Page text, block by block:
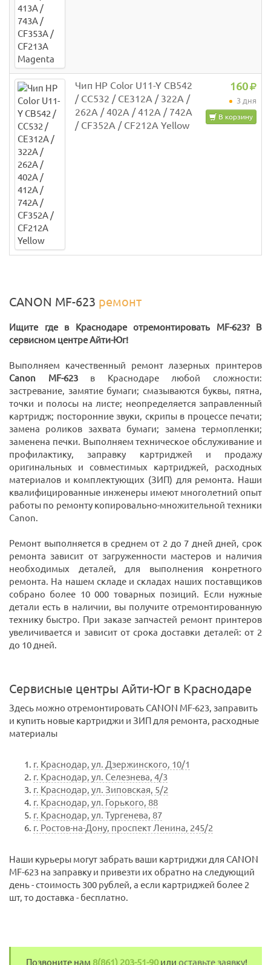
Чип HP Color U11-Y CB542
/ CC532 / CE312A / 322A /
262A / 402A / 412A / 742A
/ CF352A / CF212A Yellow
160
3 дня
В корзину
CANON MF-623 ремонт
Ищите где в Краснодаре отремонтировать MF-623? В
сервисном центре Айти-Юг!
Выполняем качественный ремонт лазерных принтеров
Canon MF-623в Краснодаре любой сложности:
застревание, замятие бумаги; смазываются буквы, пятна,
точки и полосы на листе; неопределяется заправленный
картридж; посторонние звуки, скрипы в процессе печати;
замена роликов захвата бумаги; замена термопленки;
заменена печки. Выполняем техническое обслуживание и
профилактику, заправку картриджей и продажу
оригинальных и совместимых картриджей, расходных
материалов и комплектующих (ЗИП) для ремонта. Наши
квалифицированные инженеры имеют многолетний опыт
работы по ремонту копировально-множительной техники
Canon.
Ремонт выполняется в среднем от 2 до 7 дней дней, срок
ремонта зависит от загруженности мастеров и наличия
необходимых деталей, для выполнения конретного
ремонта. На нашем складе и складах наших поставщиков
собрано более 10 000 товарных позиций. Если нужные
детали есть в наличии, вы получите отремонтированную
технику быстро. При заказе запчастей ремонт принтеров
увеличивается и зависит от срока доставки деталей: от 2
до 10 дней.
Сервисные центры Айти-Юг в Краснодаре
Здесь можно отремонтировать CANON MF-623, заправить
и купить новые картриджи и ЗИП для ремонта, расходные
материалы
г. Краснодар, ул. Дзержинского, 10/1
г. Краснодар, ул. Селезнева, 4/3
г. Краснодар, ул. Зиповская, 5/2
г. Краснодар, ул. Горького, 88
г. Краснодар, ул. Тургенева, 87
г. Ростов-на-Дону, проспект Ленина, 245/2
Наши курьеры могут забрать ваши картриджи для CANON
MF-623 на заправку и привезти их обратно на следующий
день - стоимость 300 рублей, а если картриджей более 2
шт, то доставка - бесплатно.
Позвоните нам 8(861) 203-51-90или оставьте заявку!